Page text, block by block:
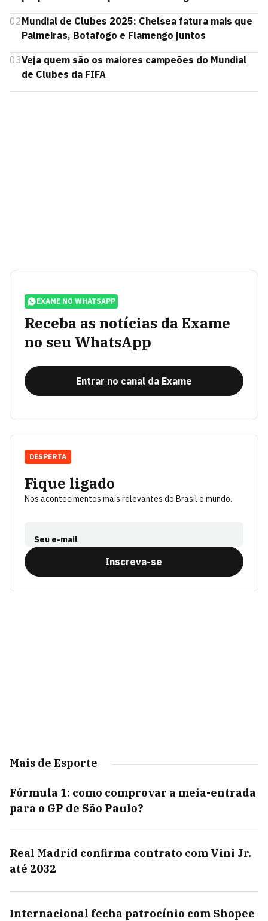
02Mundial de Clubes 2025: Chelsea fatura mais que
Palmeiras, Botafogo e Flamengo juntos
03Veja quem são os maiores campeões do Mundial
de Clubes da FIFA
EXAME NO WHATSAPP
Receba as notícias da Exame
no seu WhatsApp
Entrar no canal da Exame
Fique ligado
Nos acontecimentos mais relevantes do Brasil e mundo.
Seu e-mail
Inscreva-se
DESPERTA
Mais de Esporte
Fórmula 1: como comprovar a meia-entrada
para o GP de São Paulo?
Real Madrid confirma contrato com Vini Jr.
até 2032
Internacional fecha patrocínio com Shopee